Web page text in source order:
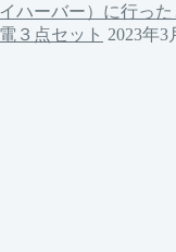
ハーバー）に行っ
３点セット 2023年3